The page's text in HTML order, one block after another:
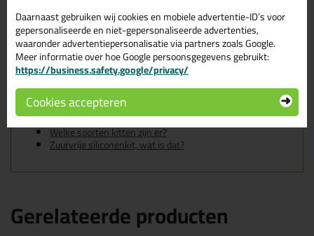
Wil je meer weten over de toepassing en kenmerken van dit
product?Lees alles over dit product >
Tips & tricks voor Ottoseal S100
300ml
In de volgende blogs wordt dit product gebruikt:
De badkamer kitten? Lees hier hoe!
Welke Otto primer heb ik nodig?
Welke soorten kitten zijn er?
Zuurvrije siliconenkit, wat is dat?
Gerelateerde producten
Daarnaast gebruiken wij cookies en mobiele advertentie-ID’s voor
gepersonaliseerde en niet-gepersonaliseerde advertenties,
waaronder advertentiepersonalisatie via partners zoals Google.
Meer informatie over hoe Google persoonsgegevens gebruikt:
https://business.safety.google/privacy/
Cookies accepteren